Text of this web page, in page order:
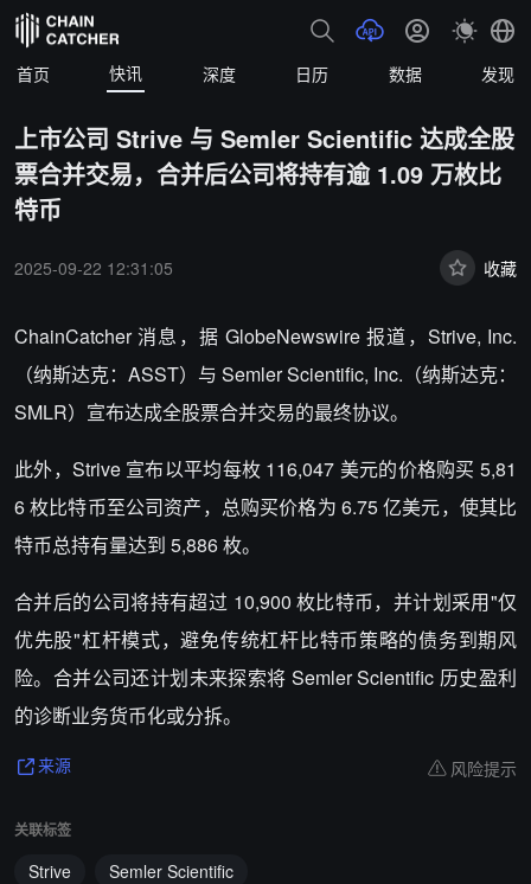
首页 快讯 深度 日历 数据 发现
上市公司 Strive 与 Semler Scientific 达成全股
票合并交易，合并后公司将持有逾 1.09 万枚比
特币
2025-09-22 12:31:05 收藏
ChainCatcher 消息，据 GlobeNewswire 报道，Strive, Inc.
（纳斯达克：ASST）与 Semler Scientific, Inc.（纳斯达克：
SMLR）宣布达成全股票合并交易的最终协议。
此外，Strive 宣布以平均每枚 116,047 美元的价格购买 5,81
6 枚比特币至公司资产，总购买价格为 6.75 亿美元，使其比
特币总持有量达到 5,886 枚。
合并后的公司将持有超过 10,900 枚比特币，并计划采用"仅
优先股"杠杆模式，避免传统杠杆比特币策略的债务到期风
险。合并公司还计划未来探索将 Semler Scientific 历史盈利
的诊断业务货币化或分拆。
来源 风险提示
关联标签
Strive Semler Scientific